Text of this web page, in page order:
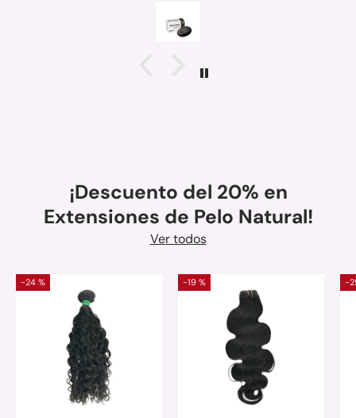
¡Descuento del 20% en
Extensiones de Pelo Natural!
Ver todos
-24 % -19 % -